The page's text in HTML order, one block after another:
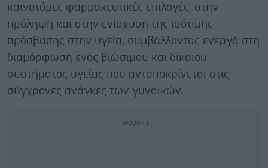
καινοτόμες φαρμακευτικές επιλογές, στην
πρόληψη και στην ενίσχυση της ισότιμης
πρόσβασης στην υγεία, συμβάλλοντας ενεργά στη
διαμόρφωση ενός βιώσιμου και δίκαιου
συστήματος υγείας που ανταποκρίνεται στις
σύγχρονες ανάγκες των γυναικών.